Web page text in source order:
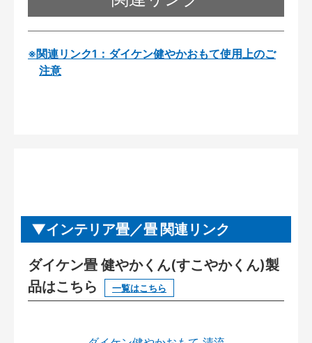
※関連リンク1：ダイケン健やかおもて使用上のご
注意
インテリア畳／畳 関連リンク
ダイケン畳 健やかくん(すこやかくん)製
品はこちら
一覧はこちら